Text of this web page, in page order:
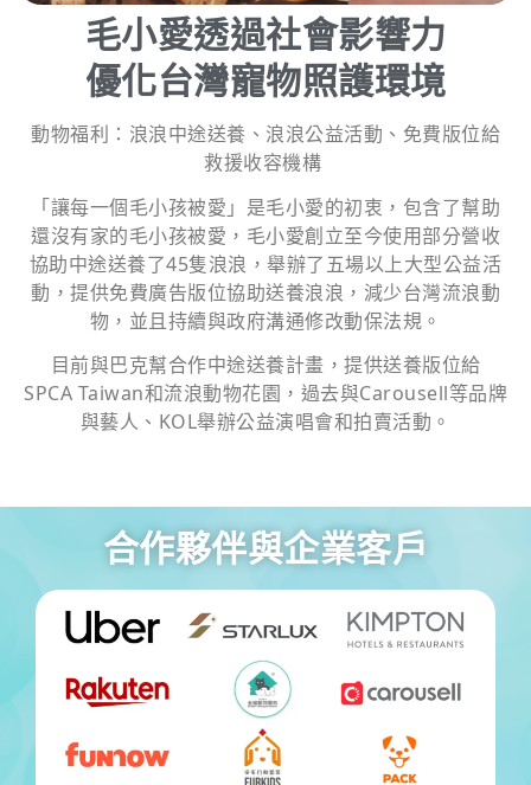
毛小愛透過社會影響力
優化台灣寵物照護環境
動物福利：浪浪中途送養、浪浪公益活動、免費版位給
救援收容機構
「讓每一個毛小孩被愛」是毛小愛的初衷，包含了幫助
還沒有家的毛小孩被愛，毛小愛創立至今使用部分營收
協助中途送養了45隻浪浪，舉辦了五場以上大型公益活
動，提供免費廣告版位協助送養浪浪，減少台灣流浪動
物，並且持續與政府溝通修改動保法規。
目前與巴克幫合作中途送養計畫，提供送養版位給
SPCA Taiwan和流浪動物花園，過去與Carousell等品牌
與藝人、KOL舉辦公益演唱會和拍賣活動。
合作夥伴與企業客戶